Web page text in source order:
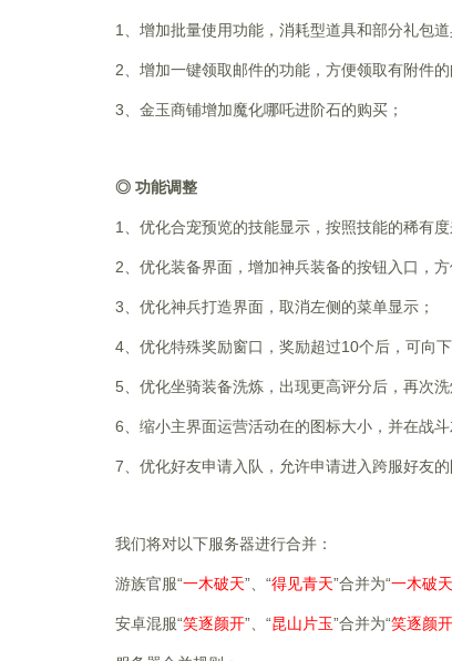
1 、增加批量使用功能，消耗型道具和部分礼包
2 、增加一键领取邮件的功能，方便领取有附件的
3 、金玉商铺增加魔化哪吒进阶石的购买；
◎ 功能调整
1 、优化合宠预览的技能显示，按照技能的稀有度
2 、优化装备界面，增加神兵装备的按钮入口，
3 、优化神兵打造界面，取消左侧的菜单显示；
4 、优化特殊奖励窗口，奖励超过10个后，可向
5 、优化坐骑装备洗炼，出现更高评分后，再次
6 、缩小主界面运营活动在的图标大小
7 、优化好友申请入队，允许申请进入跨服好友的
我们将对以下服务器进行合并：
游族官服“一木破天”、“得见青天”合并为“一木破天
安卓混服“笑逐颜开”、“昆山片玉”合并为“笑逐颜开